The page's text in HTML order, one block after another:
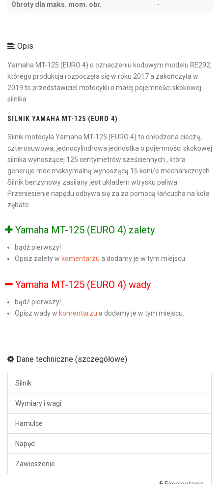
Obroty dla maks. mom. obr. -
Opis
Yamaha MT-125 (EURO 4) o oznaczeniu kodowym modelu RE292,
którego produkcja rozpoczęła się w roku 2017 a zakończyła w
2019 to przedstawiciel motocykli o małej pojemności skokowej
silnika.
SILNIK YAMAHA MT-125 (EURO 4)
Silnik motocyla Yamaha MT-125 (EURO 4) to chłodzona cieczą,
czterosuwowa, jednocylindrowa jednostka o pojemności skokowej
silnika wynoszącej 125 centymetrów sześciennych , która
generuje moc maksymalną wynoszącą 15 koni/e mechanicznych.
Silnik benzynowy zasilany jest układem wtrysku paliwa.
Przeniesienie napędu odbywa się za za pomocą łańcucha na koła
zębate.
Yamaha MT-125 (EURO 4) zalety
bądź pierwszy!
Opisz zalety w komentarzu a dodamy je w tym miejscu.
Yamaha MT-125 (EURO 4) wady
bądź pierwszy!
Opisz wady w komentarzu a dodamy je w tym miejscu.
Dane techniczne (szczegółowe)
Silnik
Wymiary i wagi
Hamulce
Napęd
Zawieszenie